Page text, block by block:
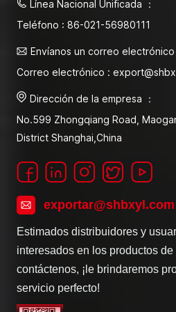
Línea Nacional Unificada ：
Teléfono : 86-021-56980111
Envíanos un correo electrónico
Correo electrónico :
Dirección de la empresa ：
No.599 Zhongqiang Road,
District Shanghai,China
exportar@shbxyl.com
Estimados distribuidores y
interesados en los productos de
contáctenos, ¡le brindaremos
servicio perfecto!